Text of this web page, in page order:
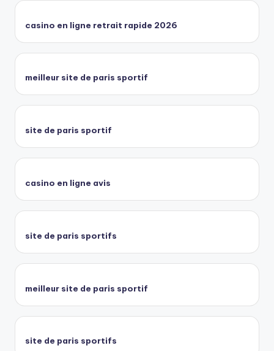
casino en ligne retrait rapide 2026
meilleur site de paris sportif
site de paris sportif
casino en ligne avis
site de paris sportifs
meilleur site de paris sportif
site de paris sportifs